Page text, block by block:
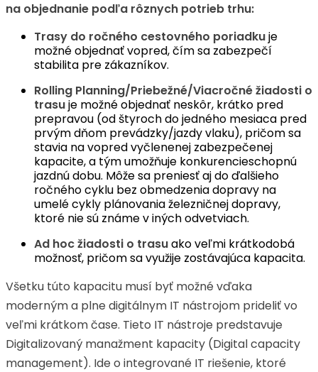
na objednanie podľa rôznych potrieb trhu:
Trasy do ročného cestovného poriadkuje
možné objednať vopred, čím sa zabezpečí
stabilita pre zákazníkov.
Rolling Planning/Priebežné/Viacročné žiadosti o
trasuje možné objednať neskôr, krátko pred
prepravou (od štyroch do jedného mesiaca pred
prvým dňom prevádzky/jazdy vlaku), pričom sa
stavia na vopred vyčlenenej zabezpečenej
kapacite, a tým umožňuje konkurencieschopnú
jazdnú dobu. Môže sa preniesť aj do ďalšieho
ročného cyklu bez obmedzenia dopravy na
umelé cykly plánovania železničnej dopravy,
ktoré nie sú známe v iných odvetviach.
Ad hoc žiadosti o trasuako veľmi krátkodobá
možnosť, pričom sa využije zostávajúca kapacita.
Všetku túto kapacitu musí byť možné vďaka
moderným a plne digitálnym IT nástrojom prideliť vo
veľmi krátkom čase. Tieto IT nástroje predstavuje
Digitalizovaný manažment kapacity (Digital capacity
management). Ide o integrované IT riešenie, ktoré